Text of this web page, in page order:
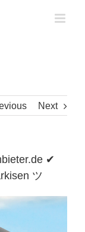
Next
✔
ツ